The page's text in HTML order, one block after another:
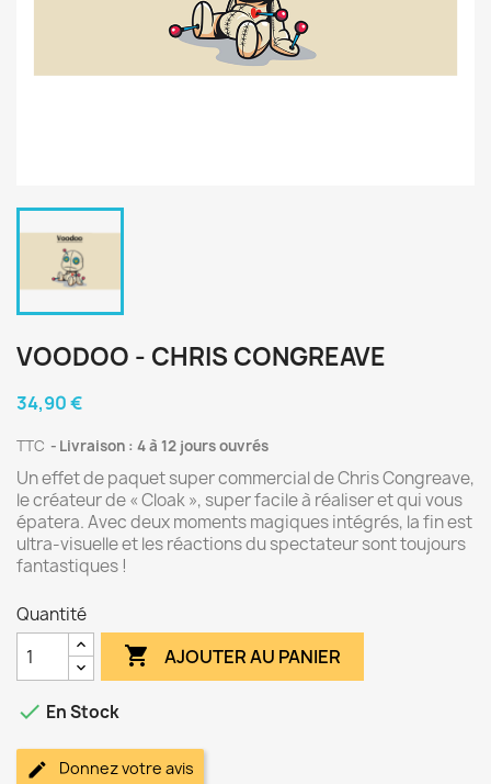
VOODOO - CHRIS CONGREAVE
34,90 €
TTC Livraison : 4 à 12 jours ouvrés
Un effet de paquet super commercial de Chris Congreave,
le créateur de « Cloak », super facile à réaliser et qui vous
épatera. Avec deux moments magiques intégrés, la fin est
ultra-visuelle et les réactions du spectateur sont toujours
fantastiques !
Quantité
 AJOUTER AU PANIER
 En Stock
Donnez votre avis